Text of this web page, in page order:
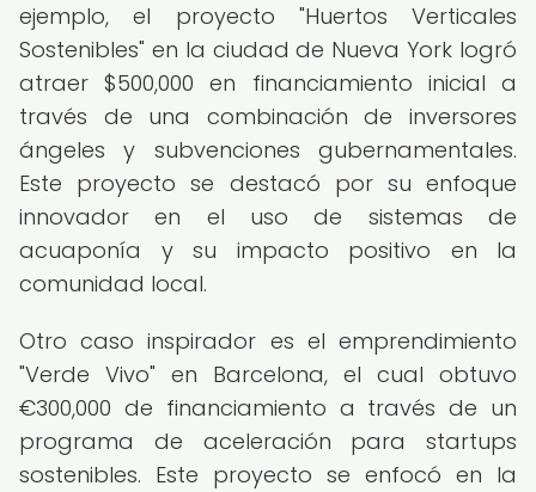
ejemplo, el proyecto "Huertos Verticales
Sostenibles" en la ciudad de Nueva York logró
atraer $500,000 en financiamiento inicial a
través de una combinación de inversores
ángeles y subvenciones gubernamentales.
Este proyecto se destacó por su enfoque
innovador en el uso de sistemas de
acuaponía y su impacto positivo en la
comunidad local.
Otro caso inspirador es el emprendimiento
"Verde Vivo" en Barcelona, el cual obtuvo
€300,000 de financiamiento a través de un
programa de aceleración para startups
sostenibles. Este proyecto se enfocó en la